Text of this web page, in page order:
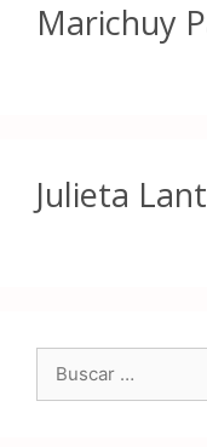
Marichuy
Julieta